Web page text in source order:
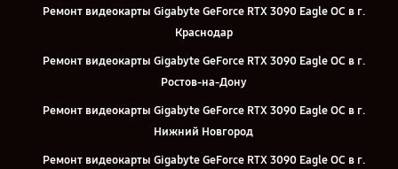
Ремонт видеокарты Gigabyte GeForce RTX 3090 Eagle OC в г.
Краснодар
Ремонт видеокарты Gigabyte GeForce RTX 3090 Eagle OC в г.
Ростов-на-Дону
Ремонт видеокарты Gigabyte GeForce RTX 3090 Eagle OC в г.
Нижний Новгород
Ремонт видеокарты Gigabyte GeForce RTX 3090 Eagle OC в г.